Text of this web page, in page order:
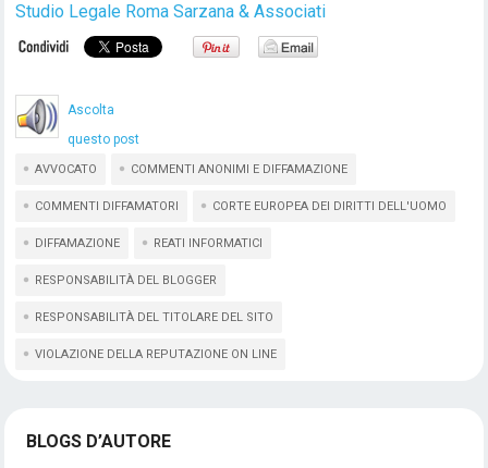
Studio Legale Roma Sarzana & Associati
Ascolta
questo post
AVVOCATO COMMENTI ANONIMI E DIFFAMAZIONE
COMMENTI DIFFAMATORI CORTE EUROPEA DEI DIRITTI DELL'UOMO
DIFFAMAZIONE REATI INFORMATICI
RESPONSABILITÀ DEL BLOGGER
RESPONSABILITÀ DEL TITOLARE DEL SITO
VIOLAZIONE DELLA REPUTAZIONE ON LINE
BLOGS D’AUTORE